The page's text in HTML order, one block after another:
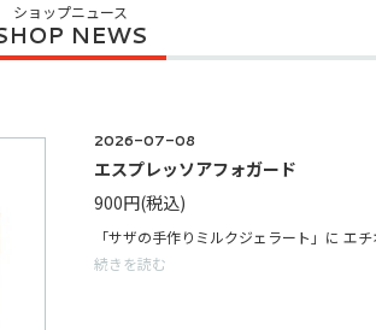
ショップニュース
2026-07-08
エスプレッソアフォガード
900円(税込)
続きを読む